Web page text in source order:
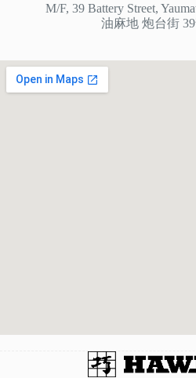
M/F, 39 Battery Street,
油麻地 炮台街